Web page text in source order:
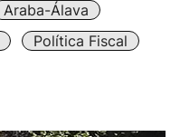
Araba-Álava
Política Fiscal